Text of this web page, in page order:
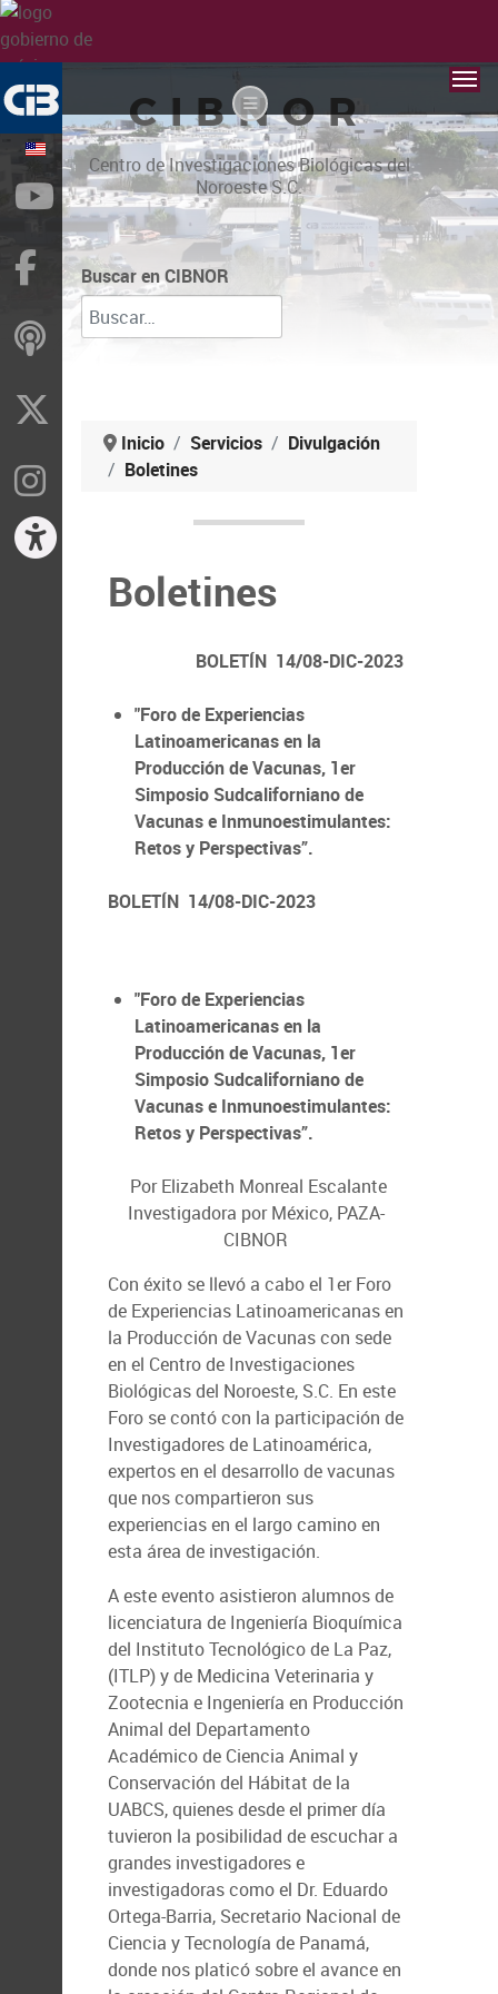
CIBNOR
Centro de Investigaciones Biológicas del
Noroeste S.C.
Buscar en CIBNOR
Inicio Servicios
Divulgación
Boletines
Boletines
BOLETÍN 14/08-DIC-2023
"Foro de Experiencias
Latinoamericanas en la
Producción de Vacunas, 1er
Simposio Sudcaliforniano de
Vacunas e Inmunoestimulantes:
Retos y Perspectivas”.
BOLETÍN 14/08-DIC-2023
"Foro de Experiencias
Latinoamericanas en la
Producción de Vacunas, 1er
Simposio Sudcaliforniano de
Vacunas e Inmunoestimulantes:
Retos y Perspectivas”.
Por Elizabeth Monreal Escalante
Investigadora por México, PAZA-
CIBNOR
Con éxito se llevó a cabo el 1er Foro
de Experiencias Latinoamericanas en
la Producción de Vacunas con sede
en el Centro de Investigaciones
Biológicas del Noroeste, S.C. En este
Foro se contó con la participación de
Investigadores de Latinoamérica,
expertos en el desarrollo de vacunas
que nos compartieron sus
experiencias en el largo camino en
esta área de investigación.
A este evento asistieron alumnos de
licenciatura de Ingeniería Bioquímica
del Instituto Tecnológico de La Paz,
(ITLP) y de Medicina Veterinaria y
Zootecnia e Ingeniería en Producción
Animal del Departamento
Académico de Ciencia Animal y
Conservación del Hábitat de la
UABCS, quienes desde el primer día
tuvieron la posibilidad de escuchar a
grandes investigadores e
investigadoras como el Dr. Eduardo
Ortega-Barria, Secretario Nacional de
Ciencia y Tecnología de Panamá,
donde nos platicó sobre el avance en
YouTube
Facebook
ivoox
Instragram